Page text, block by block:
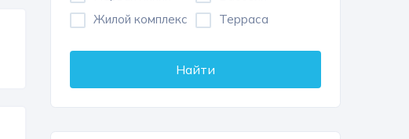
Жилой комплекс
Терраса
Найти